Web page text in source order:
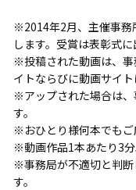
※2014年2月、主催事務
します。受賞は表彰式
※投稿された動画は、
イトならびに動画サイト
※アップされた場合は
す。
※おひとり様何本でもご
※動画作品1本あたり3分
※事務局が不適切と判
す。